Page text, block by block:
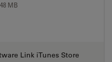
MB
Link iTunes Store